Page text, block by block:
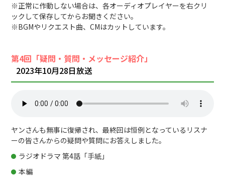
※正常に作動しない場合は、各オーディオプレイヤーを右クリ
ックして保存してからお聞きください。
※BGMやリクエスト曲、CMはカットしています。
第4回「疑問・質問・メッセージ紹介」
2023年10月28日放送
ヤンさんも無事に復帰され、最終回は恒例となっているリスナ
ーの皆さんからの疑問や質問にお答えしました。
ラジオドラマ 第4話「手紙」
本編